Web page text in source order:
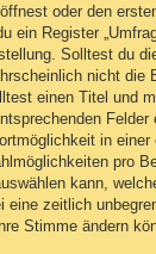
oder den
ein Register
Solltest du
nicht die
einen Titel und
Felder
in einer
pro
kann,
eine zeitlich
Stimme ändern